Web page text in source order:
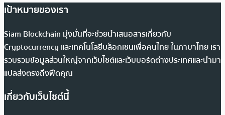
เป้าหมายของเรา
Siam Blockchain มุ่งมั่นที่จะช่วยนำเสนอสารเกี่ยวกับ
Cryptocurrency และเทคโนโลยีบล็อกเชนเพื่อคนไทย ในภาษาไทย เรา
รวบรวมข้อมูลส่วนใหญ่จากเว็บไซต์และเว็บบอร์ดต่างประเทศและนำมา
แปลส่งตรงถึงฟีดคุณ
เกี่ยวกับเว็บไซต์นี้